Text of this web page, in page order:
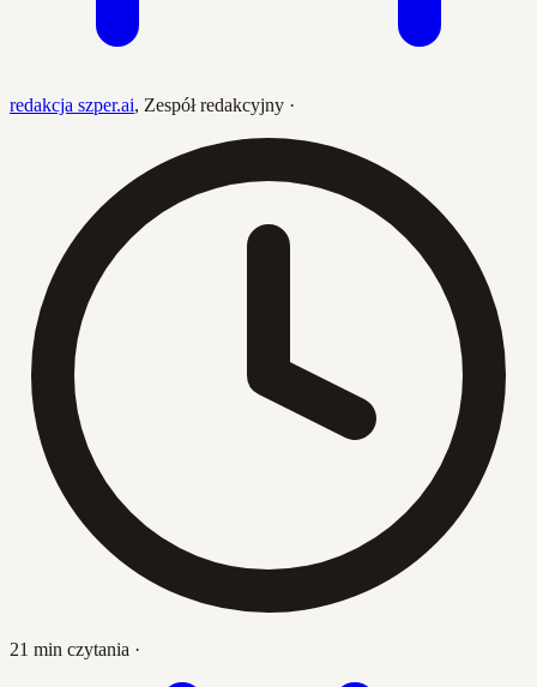
redakcja szper.ai, Zespół redakcyjny ·
21 min czytania ·